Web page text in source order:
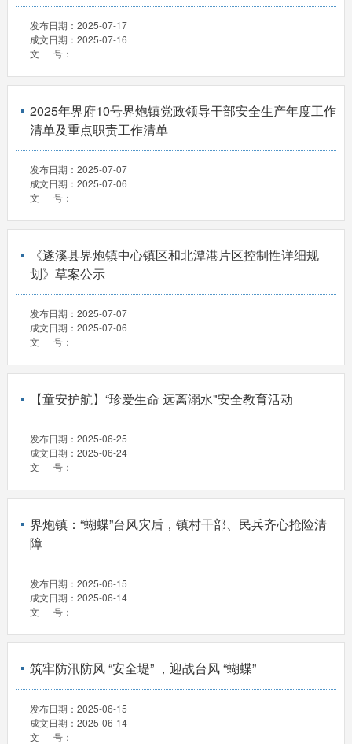
发布日期： 2025-07-17
成文日期： 2025-07-16
文 号：
2025年界府10号界炮镇党政领导干部安全生产年度工作
清单及重点职责工作清单
发布日期： 2025-07-07
成文日期： 2025-07-06
文 号：
《遂溪县界炮镇中心镇区和北潭港片区控制性详细规
划》草案公示
发布日期： 2025-07-07
成文日期： 2025-07-06
文 号：
【童安护航】“珍爱生命 远离溺水"安全教育活动
发布日期： 2025-06-25
成文日期： 2025-06-24
文 号：
界炮镇：“蝴蝶”台风灾后，镇村干部、民兵齐心抢险清
障
发布日期： 2025-06-15
成文日期： 2025-06-14
文 号：
筑牢防汛防风 “安全堤” ，迎战台风 “蝴蝶”
发布日期： 2025-06-15
成文日期： 2025-06-14
文 号：